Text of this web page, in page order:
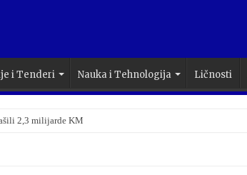
i Tenderi Nauka i Tehnologija Ličnosti
2,3 milijarde KM